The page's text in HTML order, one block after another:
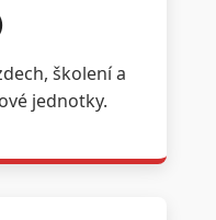
školení a
jednotky.